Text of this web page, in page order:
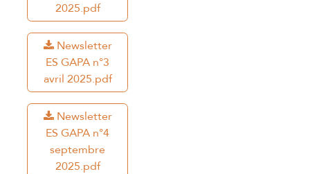
2025.pdf
Newsletter
ES GAPA n°3
avril 2025.pdf
Newsletter
ES GAPA n°4
septembre
2025.pdf